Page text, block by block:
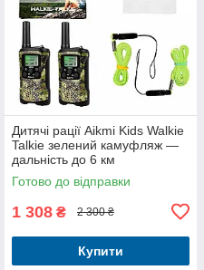
Дитячі рації Aikmi Kids Walkie
Talkie зелений камуфляж —
дальність до 6 км
Готово до відправки
1 308 ₴ 2 300 ₴
Купити